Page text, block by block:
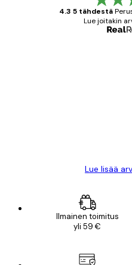
4.3 5 tähdestä
Lue joitakin
Lue lisää
Ilmainen toimitus
yli 59 €